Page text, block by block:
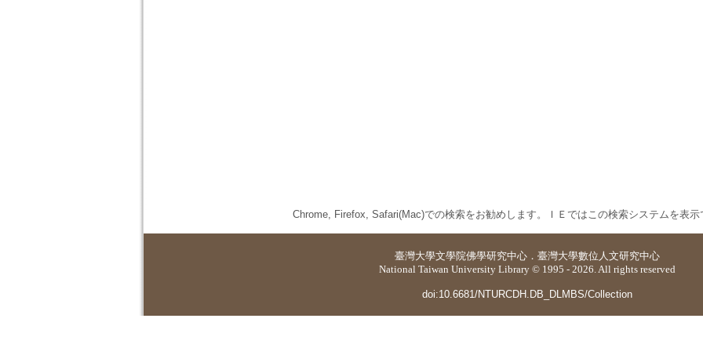
Chrome, Firefox, Safari(Mac)での検索をお勧めします。ＩＥではこの検索システムを表示
臺灣大學文學院佛學研究中心 ． 臺灣大學數位人文研究中心
National Taiwan University Library © 1995 - 2026. All rights reserved
doi:10.6681/NTURCDH.DB_DLMBS/Collection